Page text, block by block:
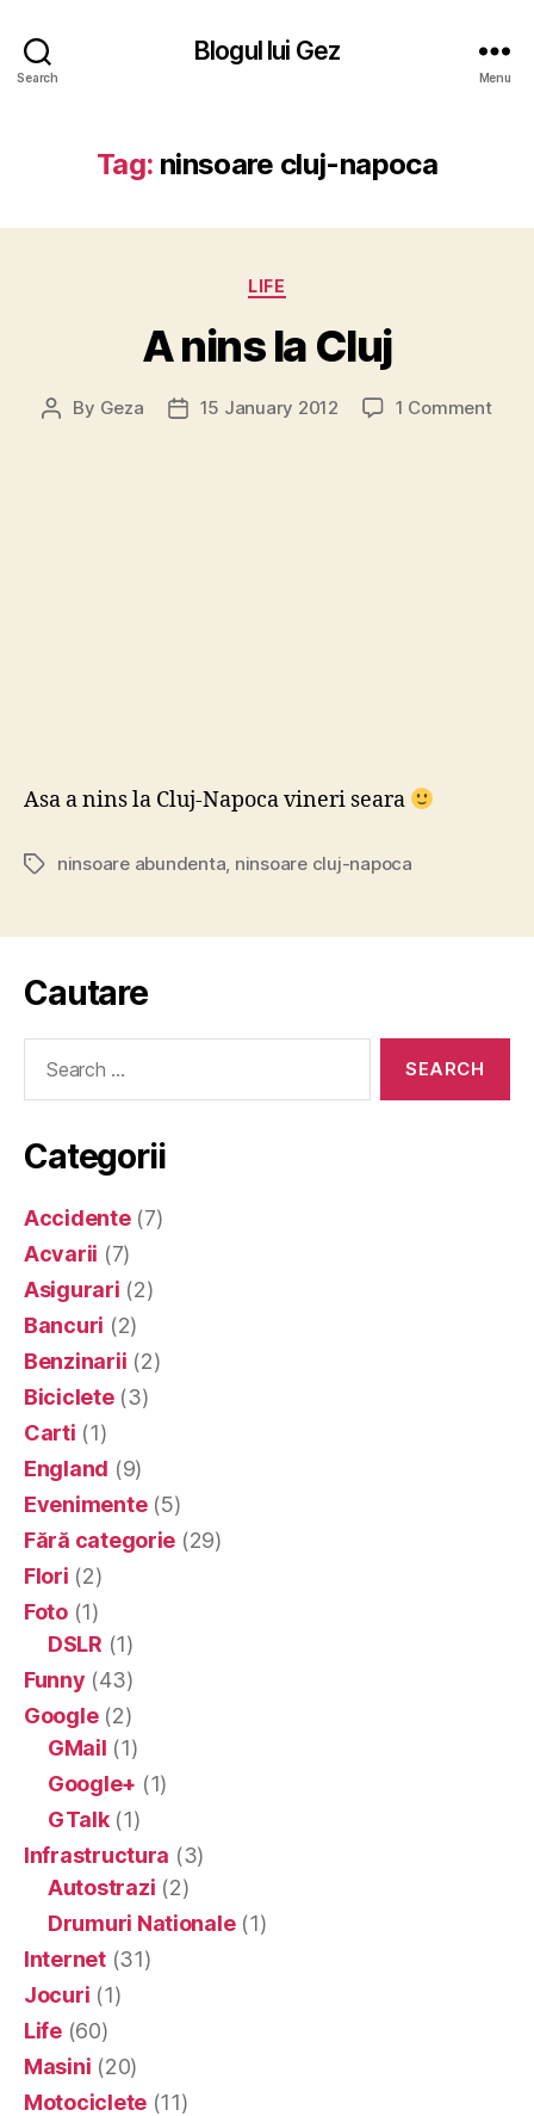
Search
Blogul lui Gez
Menu
Tag: ninsoare cluj-napoca
Categories
LIFE
A nins la Cluj
Post
By Geza
Post15 January 2012 1 Commenton
Asa a nins la Cluj-Napoca vineri seara
Tagsninsoare abundenta, ninsoare cluj-napoca
Cautare
Categorii
Accidente(7)
Acvarii (7)
Asigurari (2)
Bancuri (2)
Benzinarii (2)
Biciclete(3)
Carti (1)
England (9)
Evenimente(5)
Fără categorie (29)
Flori (2)
Foto(1)
DSLR (1)
Funny (43)
Google(2)
GMail (1)
Google+ (1)
GTalk(1)
Infrastructura (3)
Autostrazi (2)
Drumuri Nationale(1)
Internet(31)
Jocuri (1)
Life(60)
Masini (20)
Motociclete (11)